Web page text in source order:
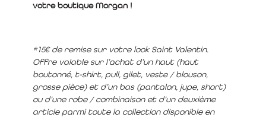
votre boutique Morgan !
*15€ de remise sur votre look Saint Valentin.
Offre valable sur l’achat d’un haut (haut
boutonné, t-shirt, pull, gilet, veste / blouson,
grosse pièce) et d’un bas (pantalon, jupe, short)
ou d’une robe / combinaison et d’un deuxième
article parmi toute la collection disponible en